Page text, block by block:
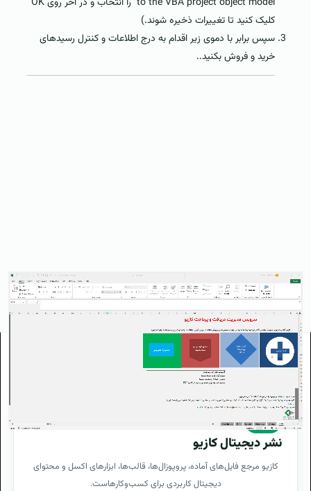
کلیک کنید تا تغییرات ذخیره شوند.)
سپس برابر با دموی زیر اقدام به درج اطلاعات و کنترل رسیدهای
خرید و فروش بکنید..
K
نشر دیجیتال کازیو
کازیو مرجع فایل‌های آماده، پروپوزال‌ها، قالب‌ها، ابزارهای اکسل و محتوای
دیجیتال کاربردی برای کسب‌وکارهاست.